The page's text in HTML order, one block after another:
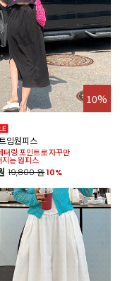
10%
임원피스
터링 포인트로 자꾸만
는 원피스
19,800원10%